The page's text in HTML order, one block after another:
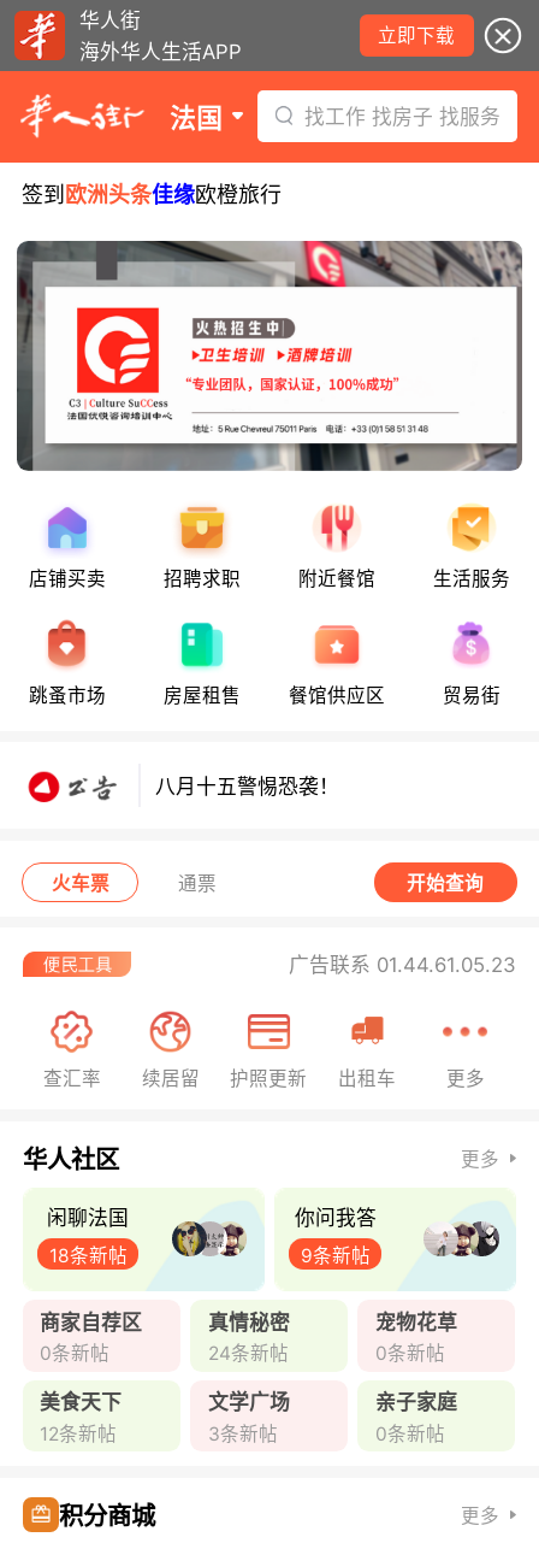
华人街
海外华人生活APP
立即下载
法国 找工作 找房子 找服务
签到 欧洲头条佳缘欧橙旅行
店铺买卖 招聘求职 附近餐馆 生活服务
跳蚤市场 房屋租售 餐馆供应区 贸易街
八月十五警惕恐袭！
八月十五警惕恐袭！
火车票 通票 开始查询
广告联系 01.44.61.05.23
查汇率 续居留 护照更新 出租车 更多
华人社区 更多
闲聊法国
18条新帖
你问我答
9条新帖
商家自荐区
0条新帖
真情秘密
24条新帖
宠物花草
0条新帖
美食天下
12条新帖
文学广场
3条新帖
亲子家庭
0条新帖
积分商城 更多